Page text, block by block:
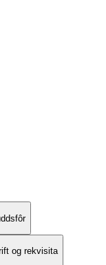
og rekvisita